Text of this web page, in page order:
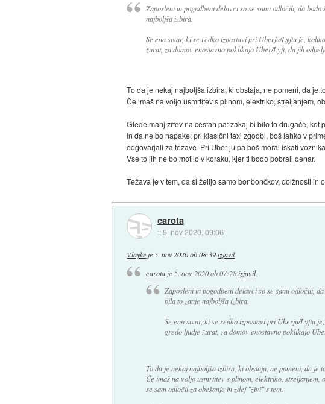
Zaposleni in pogodbeni delavci so se sami odločili, da
najboljša izbira.
Še ena stvar, ki se redko izpostavi pri Uberju/Lyftu je,
žurat, za domov enostavno poklikajo Uber/Lyft, da jih
To da je nekaj najboljša izbira, ki obstaja, ne pomeni, da je
Če imaš na voljo usmrtitev s plinom, elektriko, streljanjem,
Glede manj žrtev na cestah pa: zakaj bi bilo to drugače,
In da ne bo napake: pri klasični taxi zgodbi, boš lahko v
odgovarjali za težave. Pri Uber-ju pa boš moral iskati
Vse to jih ne bo motilo v koraku, kjer ti bodo pobrali denar.
Težava je v tem, da si želijo samo bonbončkov, dolžnosti in
carota
:: 5. nov 2020, 09:06
Vlaykeje5. nov 2020 ob 08:39 izjavil:
carotaje 5. nov 2020 ob 07:28 izjavil:
Zaposleni in pogodbeni delavci so se sami odločili,
bila to zanje najboljša izbira.
Še ena stvar, ki se redko izpostavi pri Uberju/Lyftu
gredo ljudje žurat, za domov enostavno poklikajo
To da je nekaj najboljša izbira, ki obstaja, ne pomeni, da je
Če imaš na voljo usmrtitev s plinom, elektriko, streljanjem,
se sam odločil za obešanje in zdej "živi" s tem.